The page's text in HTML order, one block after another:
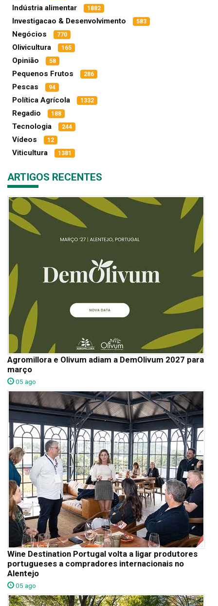
Indústria alimentar 1882
Investigacao & Desenvolvimento 583
Negócios 770
Olivicultura 165
Opinião 58
Pequenos Frutos 286
Pescas 94
Política Agrícola 1332
Regadio 188
Tecnologia 244
Vídeos 12
Viticultura 1381
ARTIGOS RECENTES
Agromillora e Olivum adiam a DemOlivum 2027 para
março
05 ago
Wine Destination Portugal volta a ligar produtores
portugueses a compradores internacionais no
Alentejo
05 ago